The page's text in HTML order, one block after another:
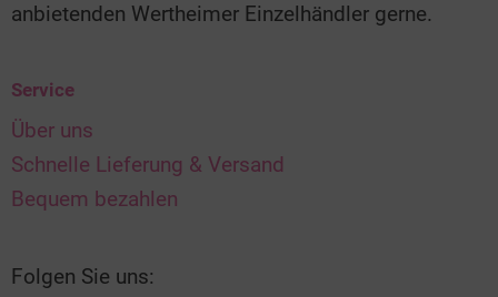
anbietenden Wertheimer Einzelhändler gerne.
Service
Über uns
Schnelle Lieferung & Versand
Bequem bezahlen
Folgen Sie uns: